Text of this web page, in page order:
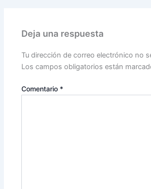
Deja una respuesta
Tu dirección de correo electrónico no
Los campos obligatorios están
Comentario *